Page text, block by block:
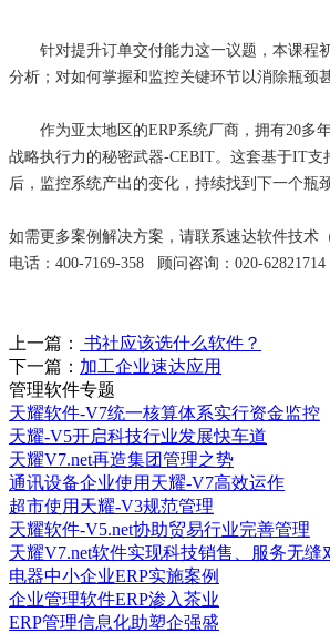
针对提升订单交付能力这一议题，本课程初
分析；对如何掌握和监控关键环节以消除瓶颈
作为亚太地区的ERP系统厂商，拥有20多年
战略执行力的秘密武器-CEBIT。这套基于IT
后，监控系统产出的变化，持续找到下一个瓶
如需更多案例解决方案，请联系速达软件技
电话：400-7169-358 顾问咨询：020-62821714
上一篇：
书社应该选什么软件？
下一篇： 加工企业速达应用
管理软件专题
天耀软件-V7统一核算体系实行资金监控
天耀-V5开启科技行业发展快车道
天耀V7.net再造集团管理之势
通讯设备企业使用天耀-V7高效运作
超市使用天耀-V3规范管理
天耀软件-V5.net协助贸易行业完善管理
天耀V7.net软件实现科技销售、服务无缝
电器中小企业ERP实施案例
企业管理软件ERP渗入茶业
ERP管理信息化助塑企强盛